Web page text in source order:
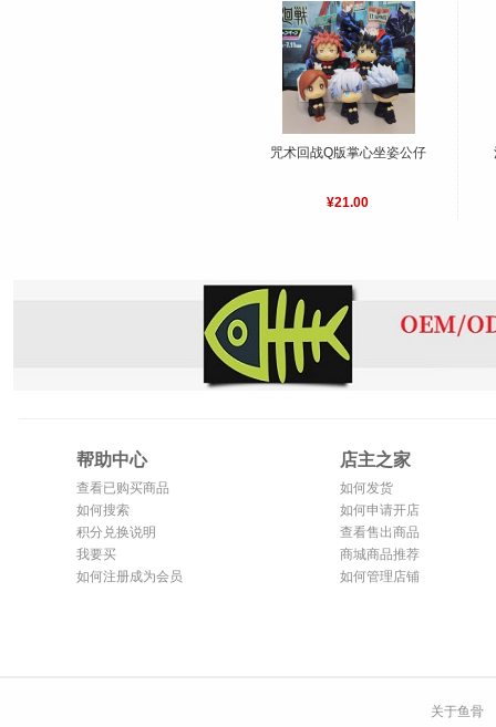
咒术回战Q版掌心坐姿公仔
¥21.00
帮助中心
查看已购买商品
如何搜索
积分兑换说明
我要买
如何注册成为会员
店主之家
如何发货
如何申请开店
查看售出商品
商城商品推荐
如何管理店铺
关于鱼骨